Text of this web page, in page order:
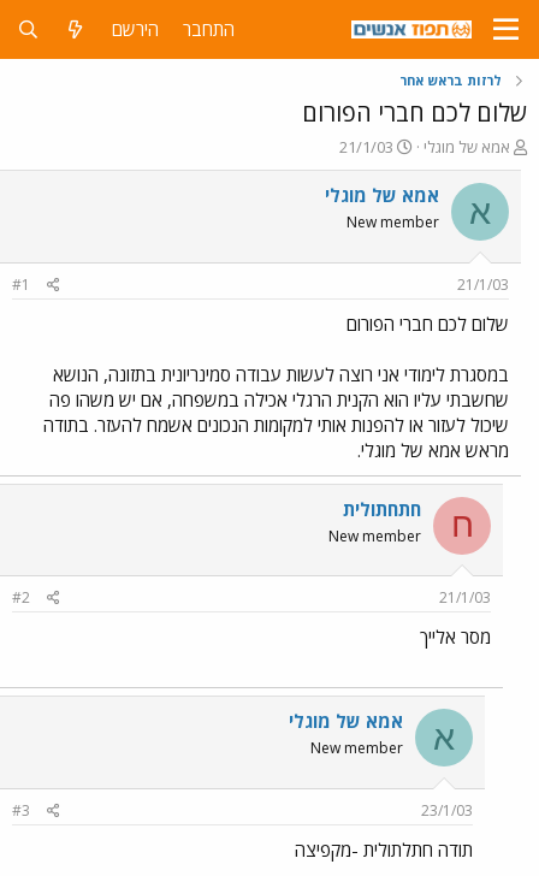
התחבר הירשם
לרזות בראש אחר
שלום לכם חברי הפורום
פ
ו
ת
ח
ה
ש
א
אמא של מוגלי
פ
ו
ר
ם
ר
21/1/03
א אמא של מוגלי
New member
21/1/03
#1
שלום לכם חברי הפורום
במסגרת לימודי אני רוצה לעשות עבודה סמינריונית בתזונה, הנושא
שחשבתי עליו הוא הקנית הרגלי אכילה במשפחה, אם יש משהו פה
שיכול לעזור או להפנות אותי למקומות הנכונים אשמח להעזר. בתודה
מראש אמא של מוגלי.
ח חתחתולית
New member
21/1/03
#2
מסר אלייך
א אמא של מוגלי
New member
23/1/03
#3
תודה חתלתולית -מקפיצה